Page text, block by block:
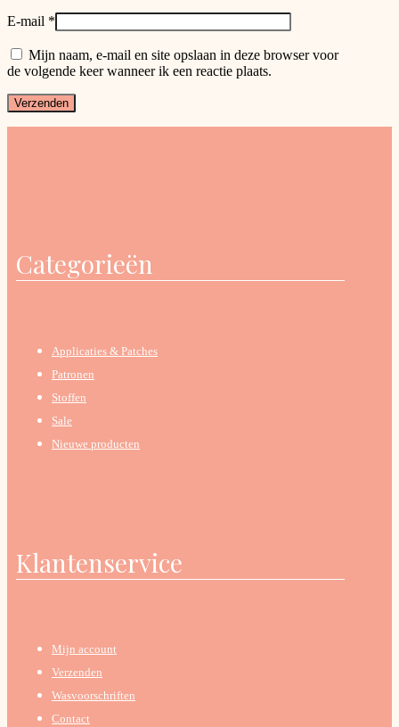
E-mail *
Mijn naam, e-mail en site opslaan in deze browser voor
de volgende keer wanneer ik een reactie plaats.
Categorieën
Applicaties & Patches
Patronen
Stoffen
Sale
Nieuwe producten
Klantenservice
Mijn account
Verzenden
Wasvoorschriften
Contact